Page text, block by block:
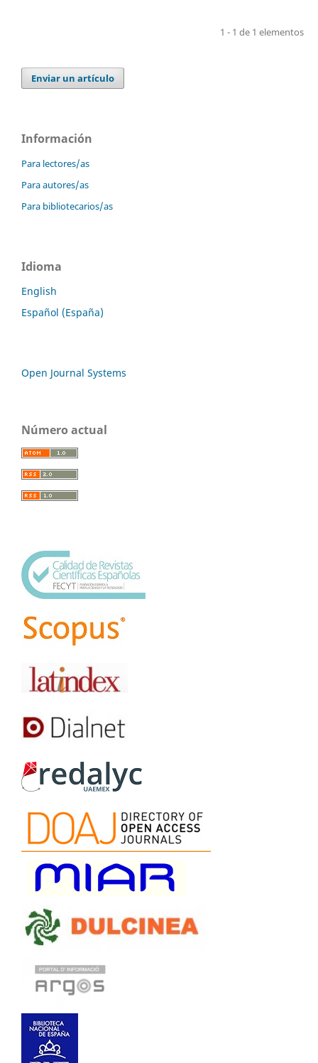
1 - 1 de 1 elementos
Enviar un artículo
Información
Para lectores/as
Para autores/as
Para bibliotecarios/as
Idioma
English
Español (España)
Open Journal Systems
Número actual